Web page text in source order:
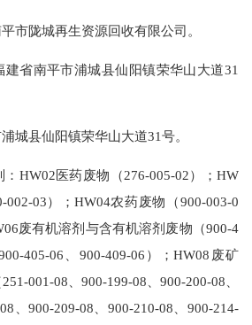
陇城再生资源回收有限公司。
省南平市浦城县仙阳镇荣华山大道31
县仙阳镇荣华山大道31号。
医药废物（276-005-02）；HW
03）；HW04农药废物（900-003-0
废有机溶剂与含有机溶剂废物（900-4
405-06、900-409-06）；HW08废矿
001-08、900-199-08、900-200-08、
、900-209-08、900-210-08、900-214-